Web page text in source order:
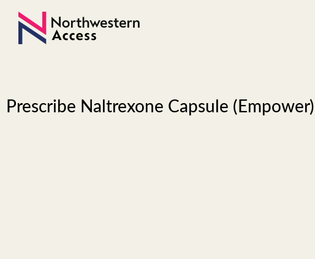
Prescribe Naltrexone Capsule (Empower)